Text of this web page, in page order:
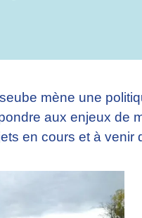
mène une
aux enjeux de
en cours et à venir